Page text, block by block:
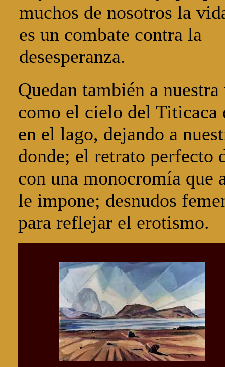
muchos de nosotros la
es un combate contra la
desesperanza.
Quedan también a
como el cielo del Titicaca
en el lago, dejando a
donde; el retrato perfecto
con una monocromía que
le impone; desnudos
para reflejar el erotismo.